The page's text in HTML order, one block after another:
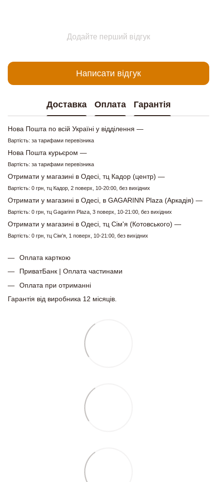
Додайте перший відгук
Написати відгук
Доставка Оплата Гарантія
Нова Пошта по всій Україні у відділення —
Вартість: за тарифами перевізника
Нова Пошта курьєром —
Вартість: за тарифами перевізника
Отримати у магазині в Одесі, тц Кадор (центр) —
Вартість: 0 грн, тц Кадор, 2 поверх, 10-20:00, без вихідних
Отримати у магазині в Одесі, в GAGARINN Plaza (Аркадія) —
Вартість: 0 грн, тц Gagarinn Plaza, 3 поверх, 10-21:00, без вихідних
Отримати у магазині в Одесі, тц Сім'я (Котовського) —
Вартість: 0 грн, тц Сім'я, 1 поверх, 10-21:00, без вихідних
Оплата карткою
ПриватБанк | Оплата частинами
Оплата при отриманні
Гарантія від виробника 12 місяців.